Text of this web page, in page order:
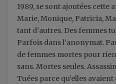
1989, se sont ajoutées cette
Marie, Monique, Patricia,
tant d’autres. Des femmes
Parfois dans l’anonymat.
de femmes mortes pour
sans. Mortes seules.
Tuées parce qu’elles